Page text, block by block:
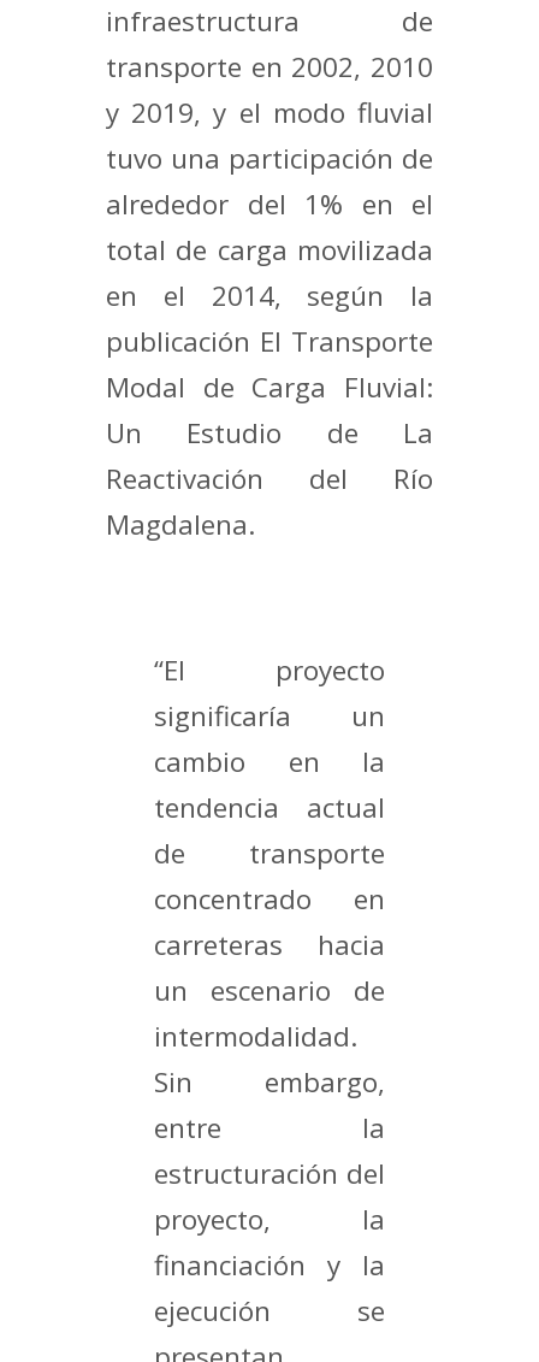
infraestructura de
transporte en 2002, 2010
y 2019, y el modo fluvial
tuvo una participación de
alrededor del 1% en el
total de carga movilizada
en el 2014, según la
publicación El Transporte
Modal de Carga Fluvial:
Un Estudio de La
Reactivación del Río
Magdalena.
“El proyecto
significaría un
cambio en la
tendencia actual
de transporte
concentrado en
carreteras hacia
un escenario de
intermodalidad.
Sin embargo,
entre la
estructuración del
proyecto, la
financiación y la
ejecución se